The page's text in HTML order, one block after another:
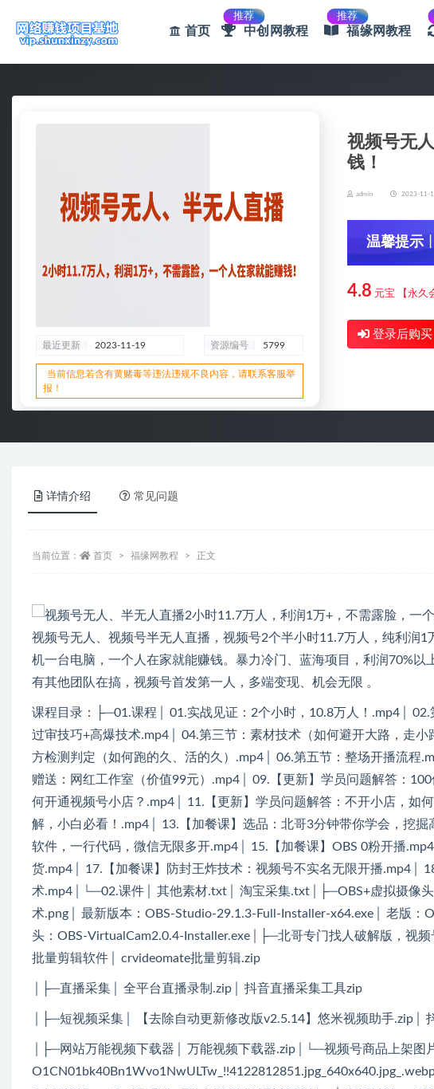
首页
推荐
中创网教程
推荐
福缘网教程
最近更新 2023-11-19 资源编号 5799
当前信息若含有黄赌毒等违法违规不良内容，请联系客服举
报！
视频号无
钱！
admin 2023-11-
温馨提示
信，谨防
4.8 元宝 【永
登录后购买
详情介绍 常见问题
当前位置： 首页 福缘网教程 正文
视频号无人、视频号半无人直播，视频号2个半小时11.7万人，纯利润
机一台电脑，一个人在家就能赚钱。暴力冷门、蓝海项目，利润70%
有其他团队在搞，视频号首发第一人，多端变现、机会无限 。
课程目录：├─01.课程│ 01.实战见证：2个小时，10.8万人！.mp4│
过审技巧+高爆技术.mp4│ 04.第三节：素材技术（如何避开大路，走
方检测判定（如何跑的久、活的久）.mp4│ 06.第五节：整场开播流程
赠送：网红工作室（价值99元）.mp4│ 09.【更新】学员问题解答：
何开通视频号小店？.mp4│ 11.【更新】学员问题解答：不开小店，如
解，小白必看！.mp4│ 13.【加餐课】选品：北哥3分钟带你学会，挖
软件，一行代码，微信无限多开.mp4│ 15.【加餐课】OBS 0粉开播
货.mp4│ 17.【加餐课】防封王炸技术：视频号不实名无限开播.mp4│
术.mp4│└─02.课件│ 其他素材.txt│ 淘宝采集.txt│├─OBS+虚拟摄像
术.png│ 最新版本：OBS-Studio-29.1.3-Full-Installer-x64.exe│ 老版：
头：OBS-VirtualCam2.0.4-Installer.exe│├─北哥专门找人破解版，视
批量剪辑软件│ crvideomate批量剪辑.zip
│├─直播采集│ 全平台直播录制.zip│ 抖音直播采集工具zip
│├─短视频采集│ 【去除自动更新修改版v2.5.14】悠米视频助手.zip│
│├─网站万能视频下载器│ 万能视频下载器.zip│└─视频号商品上架图